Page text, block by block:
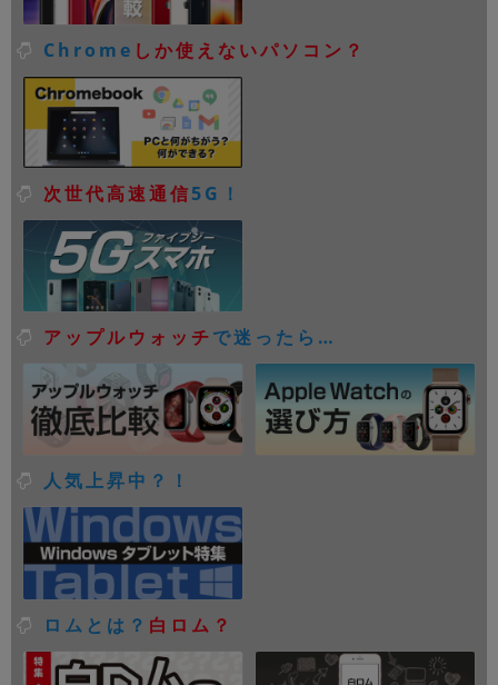
Chrome しか使えないパソコン？
次世代高速通信5G！
アップルウォッチで迷ったら…
人気上昇中？！
ロムとは？ 白ロム？